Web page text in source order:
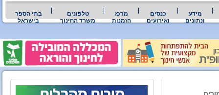
מידע
ונתונים
כנסים
ואירועים
מרכז
הזמנות
טלפונים
משרד החינוך
בתי הספר
בישראל